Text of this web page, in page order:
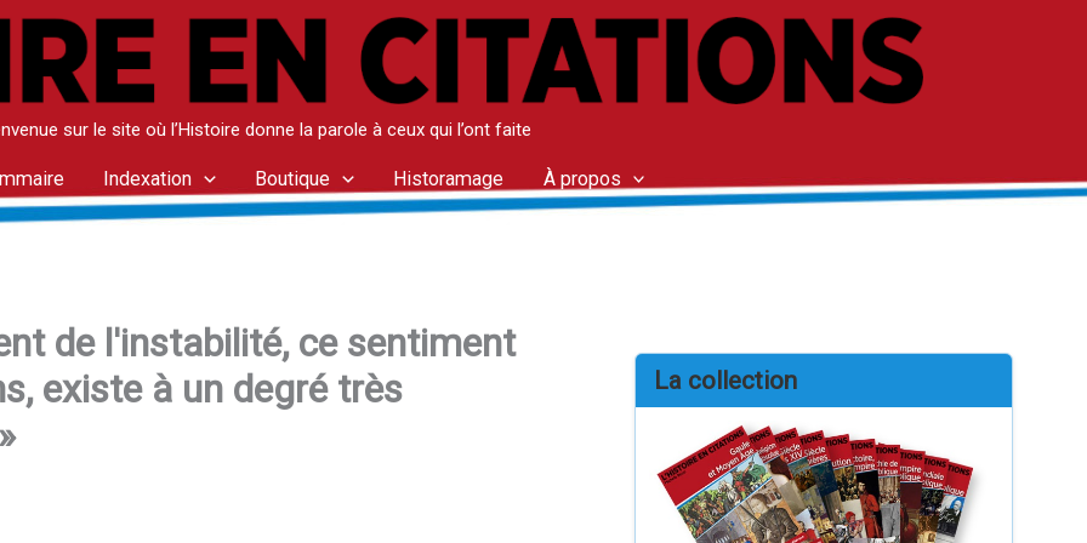
sur le site où l’Histoire donne la parole à ceux qui l’ont faite
Indexation Boutique Historamage À propos
de l'instabilité, ce sentiment
existe à un degré très
La collection